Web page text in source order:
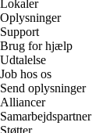
Lokaler
Oplysninger
Support
Brug for hjælp
Udtalelse
Job hos os
Send oplysninger
Alliancer
Samarbejdspartner